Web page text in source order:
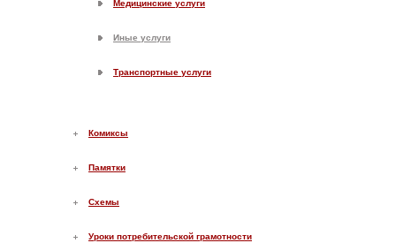
Медицинские услуги
Иные услуги
Транспортные услуги
Комиксы
Памятки
Схемы
Уроки потребительской грамотности